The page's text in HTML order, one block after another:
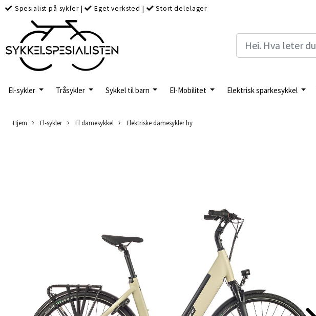
Spesialist på sykler| Eget verksted | Stort delelager
El-sykler Tråsykler Sykkel til barn El-Mobilitet Elektrisk sparkesykkel
Hjem El-sykler El damesykkel Elektriske damesykler by